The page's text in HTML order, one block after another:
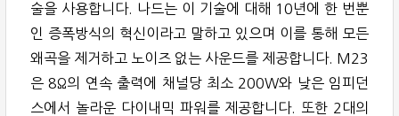
술을 사용합니다. 나드는 이 기술에 대해 10년에 한 번뿐
인 증폭방식의 혁신이라고 말하고 있으며 이를 통해 모든
왜곡을 제거하고 노이즈 없는 사운드를 제공합니다. M23
은 8Ω의 연속 출력에 채널당 최소 200W와 낮은 임피던
스에서 놀라운 다이내믹 파워를 제공합니다. 또한 2대의